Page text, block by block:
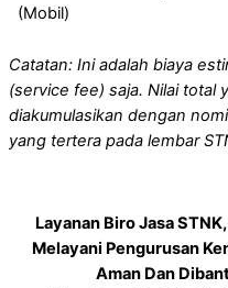
(Mobil)
Catatan: Ini adalah biaya
(service fee) saja. Nilai total
diakumulasikan dengan
yang tertera pada lembar
Layanan Biro Jasa
Melayani Pengurusan
Aman Dan